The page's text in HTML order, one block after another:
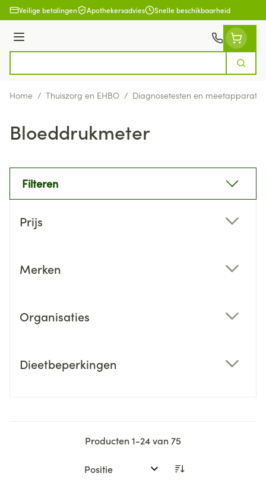
Ga naar de inhoud
Veilige betalingen Apothekersadvies Snelle beschikbaarheid
Menu
Zoek
Home / Thuiszorg en EHBO / Diagnosetesten en
Bloeddrukmeter
Filteren
Prijs
Merken
Organisaties
Dieetbeperkingen
Producten1-24van75
Sorteer op: